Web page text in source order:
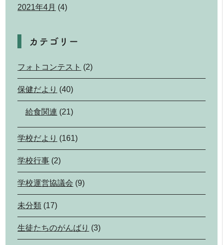
2021年4月 (4)
カテゴリー
フォトコンテスト (2)
保健だより (40)
給食関連 (21)
学校だより (161)
学校行事 (2)
学校運営協議会 (9)
未分類 (17)
生徒たちのがんばり (3)